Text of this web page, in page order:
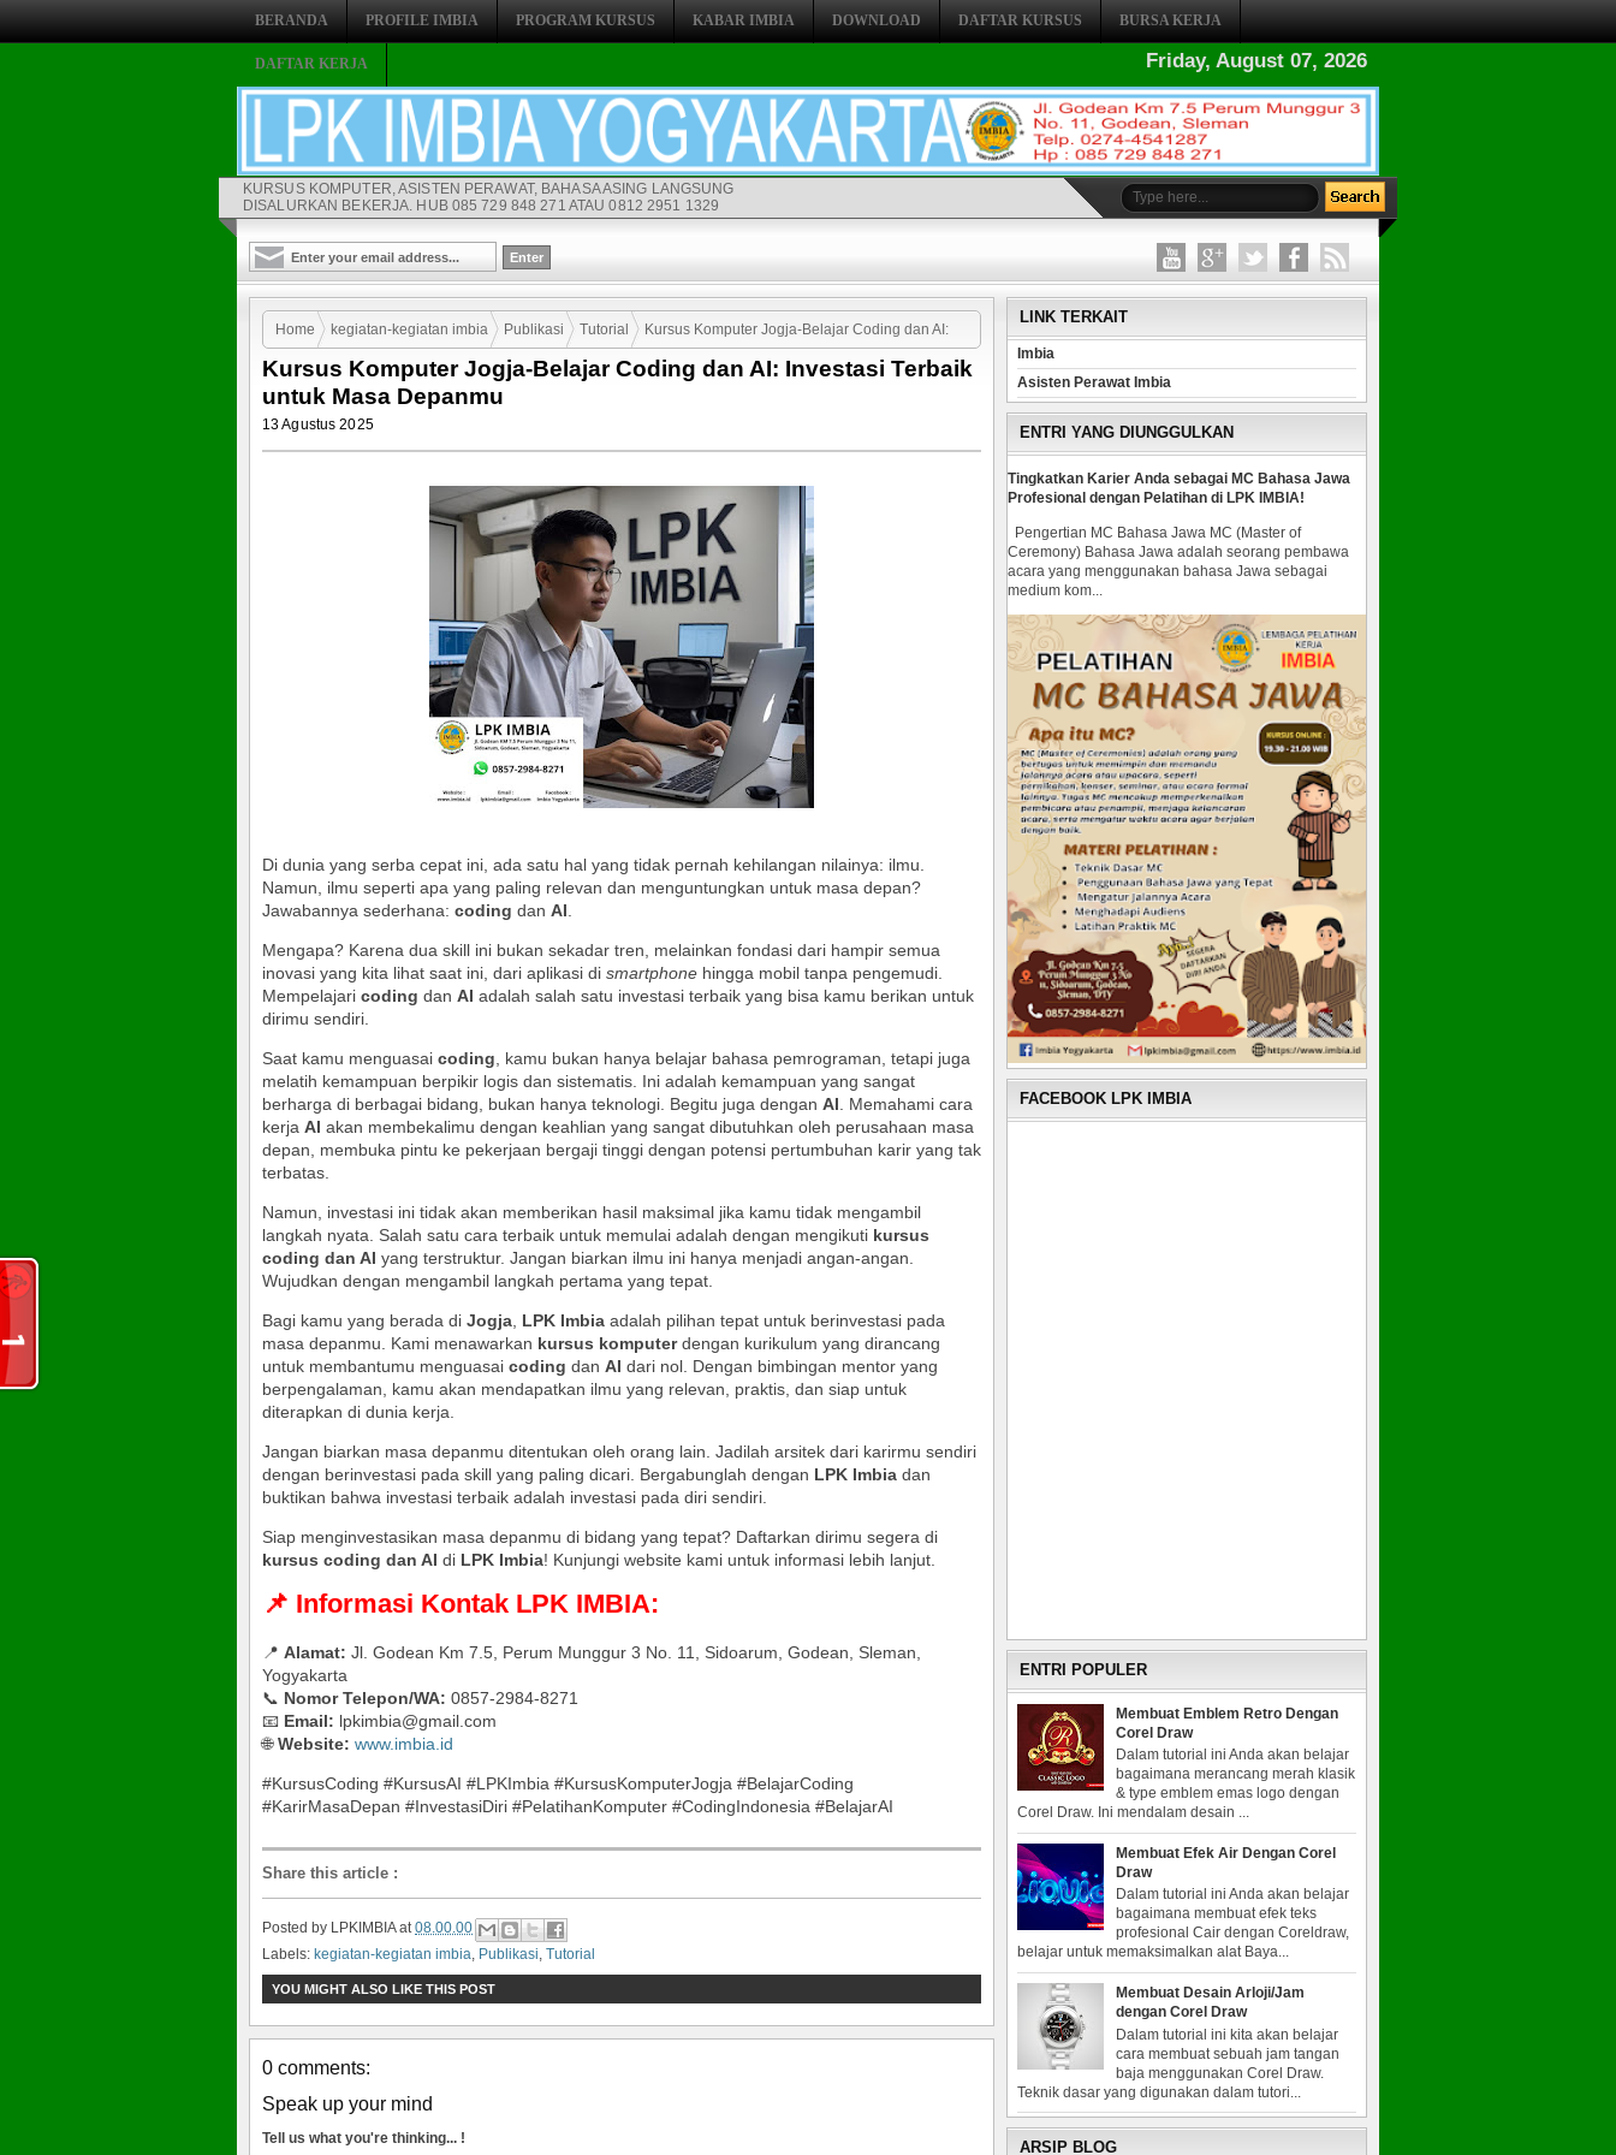
BERANDA PROFILE IMBIA PROGRAM KURSUS KABAR IMBIA DOWNLOAD DAFTAR KURSUS BURSA KERJA
DAFTAR KERJA Friday, August 07, 2026
KURSUS KOMPUTER, ASISTEN PERAWAT, BAHASA ASING LANGSUNG
DISALURKAN BEKERJA. HUB 085 729 848 271 ATAU 0812 2951 1329
Home kegiatan-kegiatan imbia Publikasi Tutorial Kursus Komputer Jogja-Belajar Coding dan AI:
Investasi Terbaik untuk Masa Depanmu
Kursus Komputer Jogja-Belajar Coding dan AI: Investasi Terbaik
untuk Masa Depanmu
13 Agustus 2025
Di dunia yang serba cepat ini, ada satu hal yang tidak pernah kehilangan nilainya: ilmu.
Namun, ilmu seperti apa yang paling relevan dan menguntungkan untuk masa depan?
Jawabannya sederhana: coding dan AI
Mengapa? Karena dua skill ini bukan sekadar tren, melainkan fondasi dari hampir semua
inovasi yang kita lihat saat ini, dari aplikasi di smartphone hingga mobil tanpa pengemudi.
Mempelajari coding dan AI adalah salah satu investasi terbaik yang bisa kamu berikan untuk
dirimu sendiri.
Saat kamu menguasai coding , kamu bukan hanya belajar bahasa pemrograman, tetapi juga
melatih kemampuan berpikir logis dan sistematis. Ini adalah kemampuan yang sangat
berharga di berbagai bidang, bukan hanya teknologi. Begitu juga dengan AI . Memahami cara
kerja AI akan membekalimu dengan keahlian yang sangat dibutuhkan oleh perusahaan masa
depan, membuka pintu ke pekerjaan bergaji tinggi dengan potensi pertumbuhan karir yang tak
terbatas.
Namun, investasi ini tidak akan memberikan hasil maksimal jika kamu tidak mengambil
langkah nyata. Salah satu cara terbaik untuk memulai adalah dengan mengikuti kursus
coding dan AI yang terstruktur. Jangan biarkan ilmu ini hanya menjadi angan-angan.
Wujudkan dengan mengambil langkah pertama yang tepat.
Bagi kamu yang berada di Jogja LPK Imbia adalah pilihan tepat untuk berinvestasi pada
masa depanmu. Kami menawarkan kursus komputerdengan kurikulum yang dirancang
untuk membantumu menguasai coding dan AI dari nol. Dengan bimbingan mentor yang
berpengalaman, kamu akan mendapatkan ilmu yang relevan, praktis, dan siap untuk
diterapkan di dunia kerja.
Jangan biarkan masa depanmu ditentukan oleh orang lain. Jadilah arsitek dari karirmu sendiri
dengan berinvestasi pada skill yang paling dicari. Bergabunglah dengan LPK Imbia dan
buktikan bahwa investasi terbaik adalah investasi pada diri sendiri.
Siap menginvestasikan masa depanmu di bidang yang tepat? Daftarkan dirimu segera di
kursus coding dan AI di LPK Imbia! Kunjungi website kami untuk informasi lebih lanjut.
📌 Informasi Kontak LPK IMBIA:
📍 Alamat: Jl. Godean Km 7.5, Perum Munggur 3 No. 11, Sidoarum, Godean, Sleman,
Yogyakarta
📞 Nomor Telepon/WA: 0857-2984-8271
📧 Email: lpkimbia@gmail.com
🌐Website: www.imbia.id
#KursusCoding #KursusAI #LPKImbia #KursusKomputerJogja #BelajarCoding
#KarirMasaDepan #InvestasiDiri #PelatihanKomputer #CodingIndonesia #BelajarAI
Share this article :
Posted by LPKIMBIA at08.00.00
Labels: kegiatan-kegiatan imbia, Publikasi, Tutorial
YOU MIGHT ALSO LIKE THIS POST
0 comments:
Speak up your mind
Tell us what you're thinking... !
LINK TERKAIT
Imbia
Asisten Perawat Imbia
ENTRI YANG DIUNGGULKAN
Tingkatkan Karier Anda sebagai MC Bahasa Jawa
Profesional dengan Pelatihan di LPK IMBIA!
Pengertian MC Bahasa Jawa MC (Master of
Ceremony) Bahasa Jawa adalah seorang pembawa
acara yang menggunakan bahasa Jawa sebagai
medium kom...
FACEBOOK LPK IMBIA
ENTRI POPULER
Membuat Emblem Retro Dengan
Corel Draw
Dalam tutorial ini Anda akan belajar
bagaimana merancang merah klasik
& type emblem emas logo dengan
Corel Draw. Ini mendalam desain ...
Membuat Efek Air Dengan Corel
Draw
Dalam tutorial ini Anda akan belajar
bagaimana membuat efek teks
profesional Cair dengan Coreldraw,
belajar untuk memaksimalkan alat Baya...
Membuat Desain Arloji/Jam
dengan Corel Draw
Dalam tutorial ini kita akan belajar
cara membuat sebuah jam tangan
baja menggunakan Corel Draw.
Teknik dasar yang digunakan dalam tutori...
ARSIP BLOG